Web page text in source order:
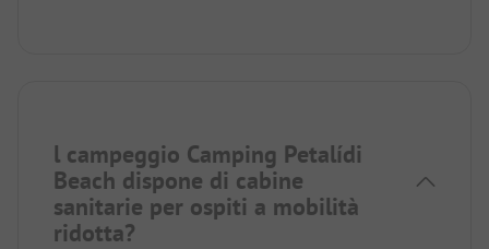
l campeggio Camping Petalídi
Beach dispone di cabine
sanitarie per ospiti a mobilità
ridotta?